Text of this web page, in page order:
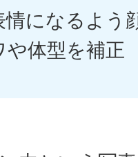
情になるよう
や体型を補正